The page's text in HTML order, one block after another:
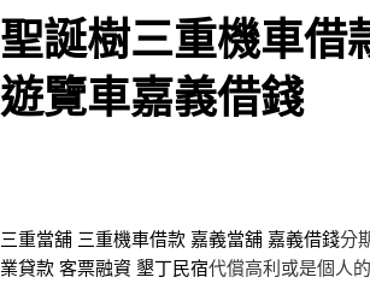
聖誕樹三重機車借
遊覽車嘉義借錢
三重當舖 三重機車借款 嘉義當舖 嘉義借錢分
業貸款客票融資 墾丁民宿代償高利或是個人